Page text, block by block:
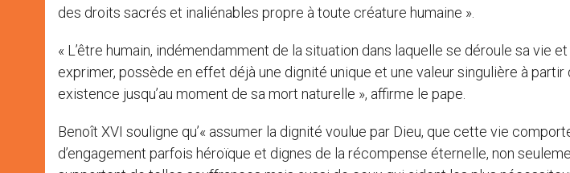
des droits sacrés et inaliénables propre à toute créature humaine ».
« L’être humain, indémendamment de la situation dans laquelle se déroule sa vie
exprimer, possède en effet déjà une dignité unique et une valeur singulière à
existence jusqu’au moment de sa mort naturelle », affirme le pape.
Benoît XVI souligne qu’« assumer la dignité voulue par Dieu, que cette vie
d’engagement parfois héroïque et dignes de la récompense éternelle, non